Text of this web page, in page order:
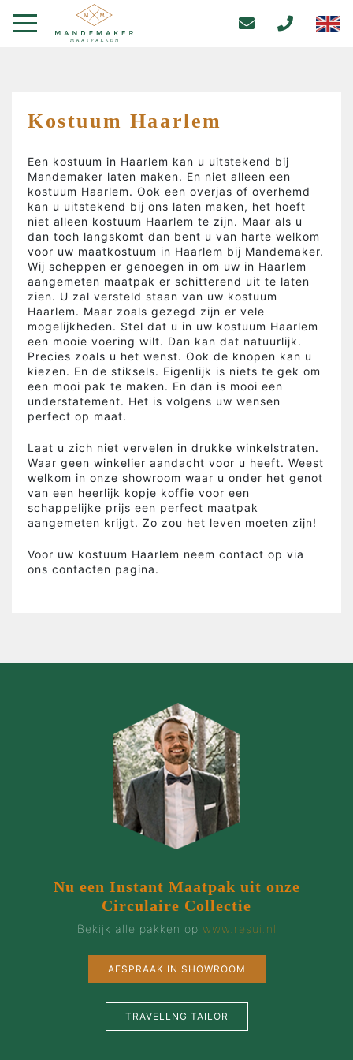
Kostuum Haarlem
Een kostuum in Haarlem kan u uitstekend bij
Mandemaker laten maken. En niet alleen een
kostuum Haarlem. Ook een overjas of overhemd
kan u uitstekend bij ons laten maken, het hoeft
niet alleen kostuum Haarlem te zijn. Maar als u
dan toch langskomt dan bent u van harte welkom
voor uw maatkostuum in Haarlem bij Mandemaker.
Wij scheppen er genoegen in om uw in Haarlem
aangemeten maatpak er schitterend uit te laten
zien. U zal versteld staan van uw kostuum
Haarlem. Maar zoals gezegd zijn er vele
mogelijkheden. Stel dat u in uw kostuum Haarlem
een mooie voering wilt. Dan kan dat natuurlijk.
Precies zoals u het wenst. Ook de knopen kan u
kiezen. En de stiksels. Eigenlijk is niets te gek om
een mooi pak te maken. En dan is mooi een
understatement. Het is volgens uw wensen
perfect op maat.
Laat u zich niet vervelen in drukke winkelstraten.
Waar geen winkelier aandacht voor u heeft. Weest
welkom in onze showroom waar u onder het genot
van een heerlijk kopje koffie voor een
schappelijke prijs een perfect maatpak
aangemeten krijgt. Zo zou het leven moeten zijn!
Voor uw kostuum Haarlem neem contact op via
ons contacten pagina.
Nu een Instant Maatpak uit onze
Circulaire Collectie
Bekijk alle pakken op www.resui.nl
AFSPRAAK IN SHOWROOM
TRAVELLNG TAILOR